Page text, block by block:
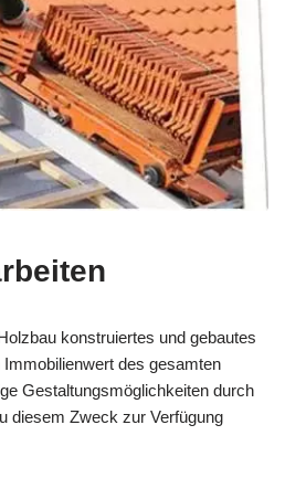
konstruiertes und gebautes
des gesamten
Gestaltungsmöglichkeiten durch
diesem Zweck zur Verfügung